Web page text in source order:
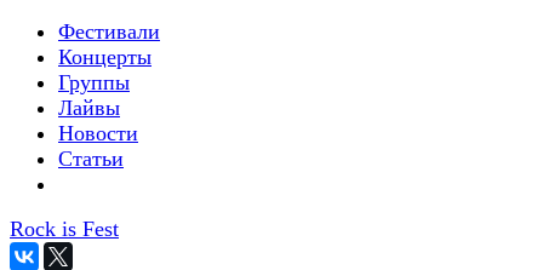
Фестивали
Концерты
Группы
Лайвы
Новости
Статьи
Rock is Fest